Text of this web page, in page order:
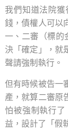
我們知道法院
錢，債權人可以
一、二審（標的
決「確定」，就
聲請強制執行。
但有時候被告一
產，就算二審原
怕被強制執行
益，設計了「假